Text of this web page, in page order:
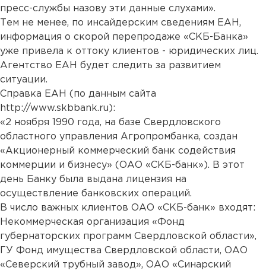
пресс-службы назову эти данные слухами».
Тем не менее, по инсайдерским сведениям ЕАН,
информация о скорой перепродаже «СКБ-Банка»
уже привела к оттоку клиентов - юридических лиц.
Агентство ЕАН будет следить за развитием
ситуации.
Справка ЕАН (по данным сайта
http://www.skbbank.ru):
«2 ноября 1990 года, на базе Свердловского
областного управления Агропромбанка, создан
«Акционерный коммерческий банк содействия
коммерции и бизнесу» (ОАО «СКБ-банк»). В этот
день Банку была выдана лицензия на
осуществление банковских операций.
В число важных клиентов ОАО «СКБ-банк» входят:
Некоммерческая организация «Фонд
губернаторских программ Свердловской области»,
ГУ Фонд имущества Свердловской области, ОАО
«Северский трубный завод», ОАО «Синарский